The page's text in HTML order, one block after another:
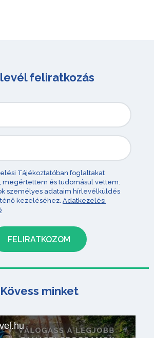
feliratkozás
Tájékoztatóban foglaltakat
megértettem és tudomásul vettem.
személyes adataim hírlevélküldés
kezeléséhez. Adatkezelési
Kövess minket